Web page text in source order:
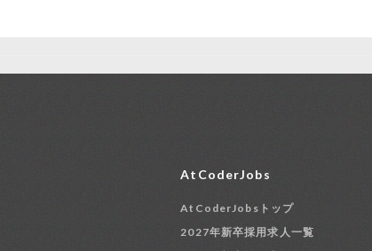
AtCoderJobs
AtCoderJobsトップ
2027年新卒採用求人一覧